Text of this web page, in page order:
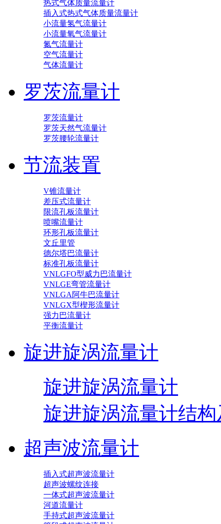
热式气体质量流量计
插入式热式气体质量流量计
小流量氢气流量计
小流量氧气流量计
氮气流量计
空气流量计
气体流量计
罗茨流量计
罗茨流量计
罗茨天然气流量计
罗茨腰轮流量计
节流装置
V锥流量计
差压式流量计
限流孔板流量计
喷嘴流量计
环形孔板流量计
文丘里管
德尔塔巴流量计
标准孔板流量计
VNLGFO型威力巴流量计
VNLGE弯管流量计
VNLGA阿牛巴流量计
VNLGX型楔形流量计
强力巴流量计
平衡流量计
旋进旋涡流量计
旋进旋涡流量计
旋进旋涡流量计结
超声波流量计
插入式超声波流量计
超声波螺纹连接
一体式超声波流量计
河道流量计
手持式超声波流量计